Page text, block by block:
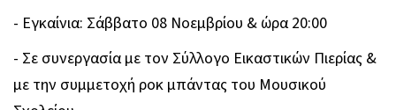
- Εγκαίνια: Σάββατο 08 Νοεμβρίου & ώρα 20:00
- Σε συνεργασία με τον Σύλλογο Εικαστικών Πιερίας &
με την συμμετοχή ροκ μπάντας του Μουσικού